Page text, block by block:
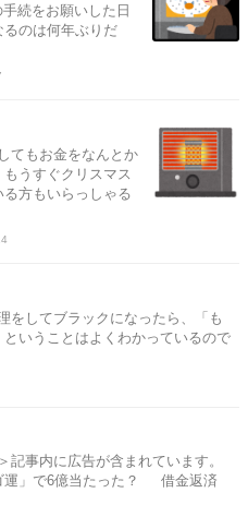
続をお願いした日
のは何年ぶりだ
てもお金をなんとか
うすぐクリスマス
方もいらっしゃる
してブラックになったら、「も
いうことはよくわかっているので
事内に広告が含まれています。
運」で6億当たった？ 借金返済